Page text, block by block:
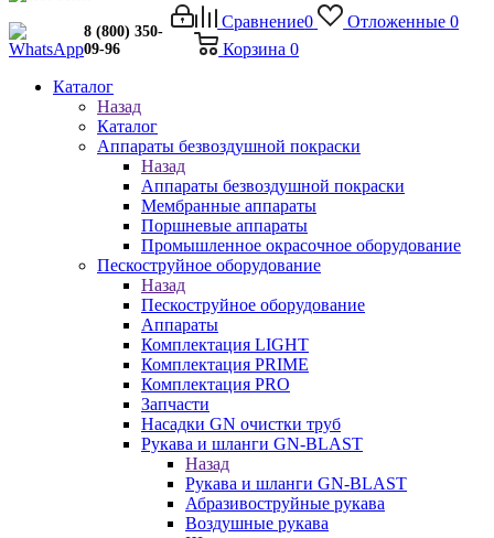
Сравнение0 Отложенные 0
Корзина 0
8 (800) 350-
09-96
Каталог
Назад
Каталог
Аппараты безвоздушной покраски
Назад
Аппараты безвоздушной покраски
Мембранные аппараты
Поршневые аппараты
Промышленное окрасочное оборудование
Пескоструйное оборудование
Назад
Пескоструйное оборудование
Аппараты
Комплектация LIGHT
Комплектация PRIME
Комплектация PRO
Запчасти
Насадки GN очистки труб
Рукава и шланги GN-BLAST
Назад
Рукава и шланги GN-BLAST
Абразивоструйные рукава
Воздушные рукава